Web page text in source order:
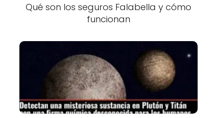
Qué son los seguros Falabella y cómo
funcionan